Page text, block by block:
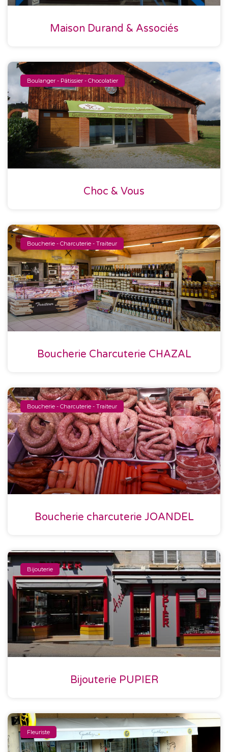
Maison Durand & Associés
Boulanger - Pâtissier - Chocolatier
Choc & Vous
Boucherie - Charcuterie - Traiteur
Boucherie Charcuterie CHAZAL
Boucherie - Charcuterie - Traiteur
Boucherie charcuterie JOANDEL
Bijouterie
Bijouterie PUPIER
Fleuriste